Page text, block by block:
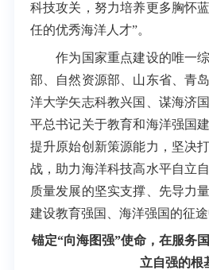
科技攻关，努力培养更多胸怀
任的优秀海洋人才”。
作为国家重点建设的唯一综
部、自然资源部、山东省、青
洋大学矢志科教兴国、谋海济
平总书记关于教育和海洋强国
提升原始创新策源能力，坚决
战，助力海洋科技高水平自立
质量发展的坚实支撑、先导力
建设教育强国、海洋强国的征途
锚定“向海图强”使命，在服务
立自强的根